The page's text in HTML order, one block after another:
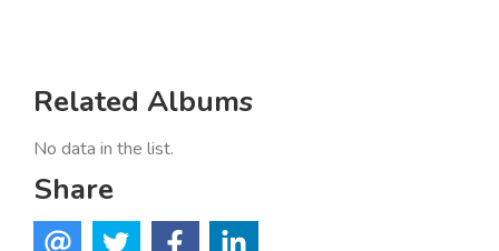
Related Albums
No data in the list.
Share